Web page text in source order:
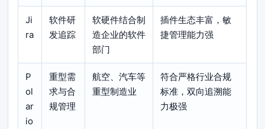
Ji
ra
软件研
发追踪
软硬件结合制
造企业的软件
部门
插件生态丰富，敏
捷管理能力强
P
ol
ar
io
重型需
求与合
规管理
航空、汽车等
重型制造业
符合严格行业合规
标准，双向追溯能
力极强